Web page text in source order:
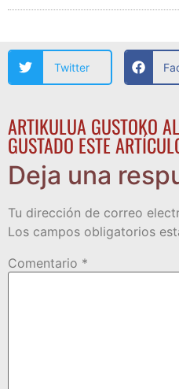
Twitter
ARTIKULUA GUSTOKO
GUSTADO ESTE
Deja una
Tu dirección de correo
Los campos obligatorios
Comentario *